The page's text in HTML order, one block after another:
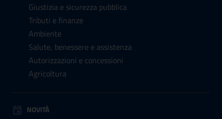
Giustizia e sicurezza pubblica
Tributi e finanze
Ambiente
Salute, benessere e assistenza
Autorizzazioni e concessioni
Agricoltura
NOVITÀ